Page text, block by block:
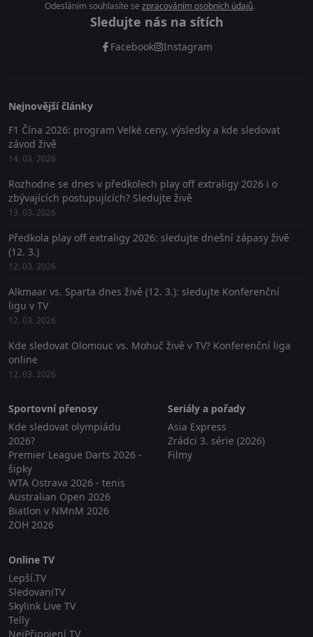
Odesláním souhlasíte se zpracováním osobních údajů.
Sledujte nás na sítích
Facebook Instagram
Nejnovější články
F1 Čína 2026: program Velké ceny, výsledky a kde sledovat
závod živě
14. 03. 2026
Rozhodne se dnes v předkolech play off extraligy 2026 i o
zbývajících postupujících? Sledujte živě
13. 03. 2026
Předkola play off extraligy 2026: sledujte dnešní zápasy živě
(12. 3.)
12. 03. 2026
Alkmaar vs. Sparta dnes živě (12. 3.): sledujte Konferenční
ligu v TV
12. 03. 2026
Kde sledovat Olomouc vs. Mohuč živě v TV? Konferenční liga
online
12. 03. 2026
Sportovní přenosy
Kde sledovat olympiádu
2026?
Premier League Darts 2026 -
šipky
WTA Ostrava 2026 - tenis
Australian Open 2026
Biatlon v NMnM 2026
ZOH 2026
Seriály a pořady
Asia Express
Zrádci 3. série (2026)
Filmy
Online TV
Lepší.TV
SledovaniTV
Skylink Live TV
Telly
NejPřipojení TV